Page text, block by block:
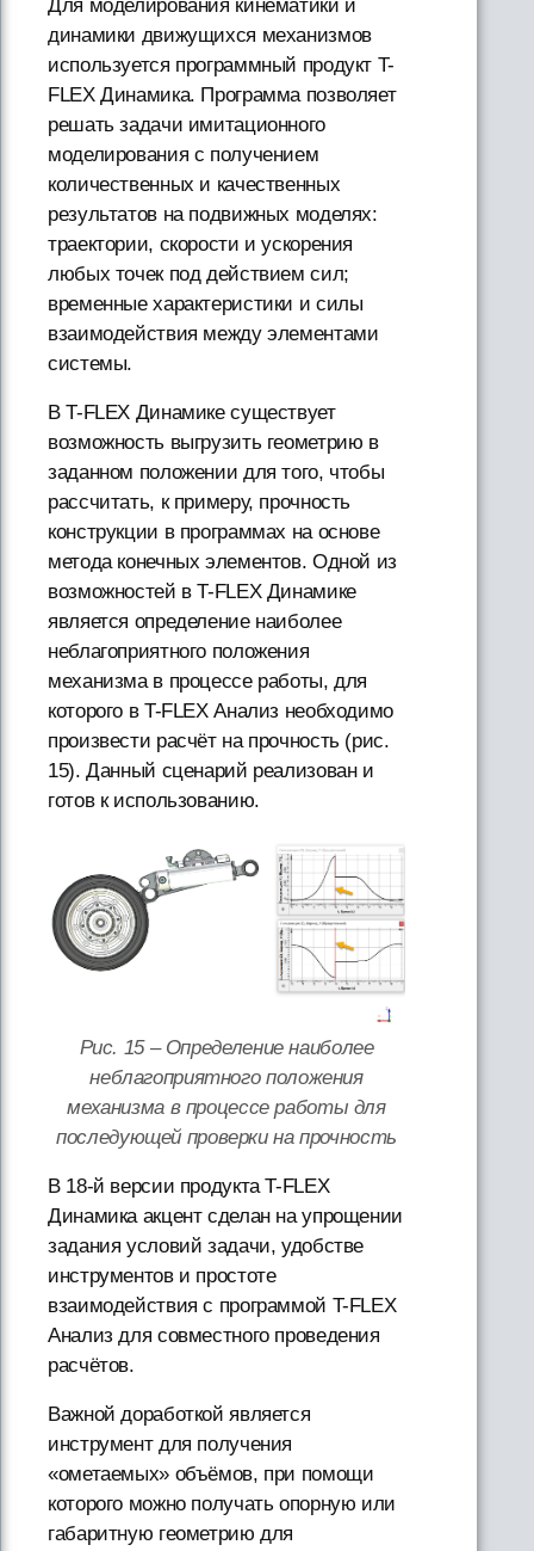
Для моделирования кинематики и
динамики движущихся механизмов
используется программный продукт T-
FLEX Динамика. Программа позволяет
решать задачи имитационного
моделирования с получением
количественных и качественных
результатов на подвижных моделях:
траектории, скорости и ускорения
любых точек под действием сил;
временные характеристики и силы
взаимодействия между элементами
системы.
В T-FLEX Динамике существует
возможность выгрузить геометрию в
заданном положении для того, чтобы
рассчитать, к примеру, прочность
конструкции в программах на основе
метода конечных элементов. Одной из
возможностей в T-FLEX Динамике
является определение наиболее
неблагоприятного положения
механизма в процессе работы, для
которого в T-FLEX Анализ необходимо
произвести расчёт на прочность (рис.
15). Данный сценарий реализован и
готов к использованию.
Рис. 15 – Определение наиболее
неблагоприятного положения
механизма в процессе работы для
последующей проверки на прочность
В 18-й версии продукта T-FLEX
Динамика акцент сделан на упрощении
задания условий задачи, удобстве
инструментов и простоте
взаимодействия с программой T-FLEX
Анализ для совместного проведения
расчётов.
Важной доработкой является
инструмент для получения
«ометаемых» объёмов, при помощи
которого можно получать опорную или
габаритную геометрию для